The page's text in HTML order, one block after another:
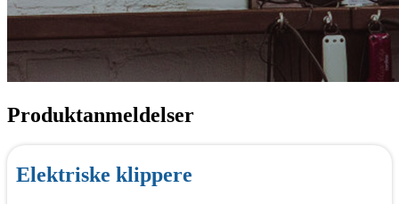
Produktanmeldelser
Elektriske klippere